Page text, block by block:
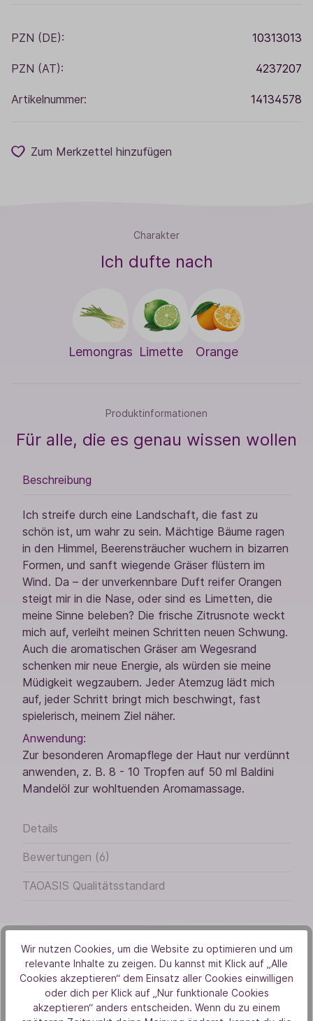
PZN (DE): 10313013
PZN (AT): 4237207
Artikelnummer: 14134578
Zum Merkzettel hinzufügen
Charakter
Ich dufte nach
Lemongras Limette Orange
Produktinformationen
Für alle, die es genau wissen wollen
Beschreibung
Ich streife durch eine Landschaft, die fast zu
schön ist, um wahr zu sein. Mächtige Bäume ragen
in den Himmel, Beerensträucher wuchern in bizarren
Formen, und sanft wiegende Gräser flüstern im
Wind. Da – der unverkennbare Duft reifer Orangen
steigt mir in die Nase, oder sind es Limetten, die
meine Sinne beleben? Die frische Zitrusnote weckt
mich auf, verleiht meinen Schritten neuen Schwung.
Auch die aromatischen Gräser am Wegesrand
schenken mir neue Energie, als würden sie meine
Müdigkeit wegzaubern. Jeder Atemzug lädt mich
auf, jeder Schritt bringt mich beschwingt, fast
spielerisch, meinem Ziel näher.
Anwendung:
Zur besonderen Aromapflege der Haut nur verdünnt
anwenden, z. B. 8 - 10 Tropfen auf 50 ml Baldini
Mandelöl zur wohltuenden Aromamassage.
Details
Bewertungen (6)
TAOASIS Qualitätsstandard
Von Herzen
Wir nutzen Cookies, um die Website zu optimieren und um
relevante Inhalte zu zeigen. Du kannst mit Klick auf „Alle
Cookies akzeptieren“ dem Einsatz aller Cookies einwilligen
oder dich per Klick auf „Nur funktionale Cookies
akzeptieren“ anders entscheiden. Wenn du zu einem